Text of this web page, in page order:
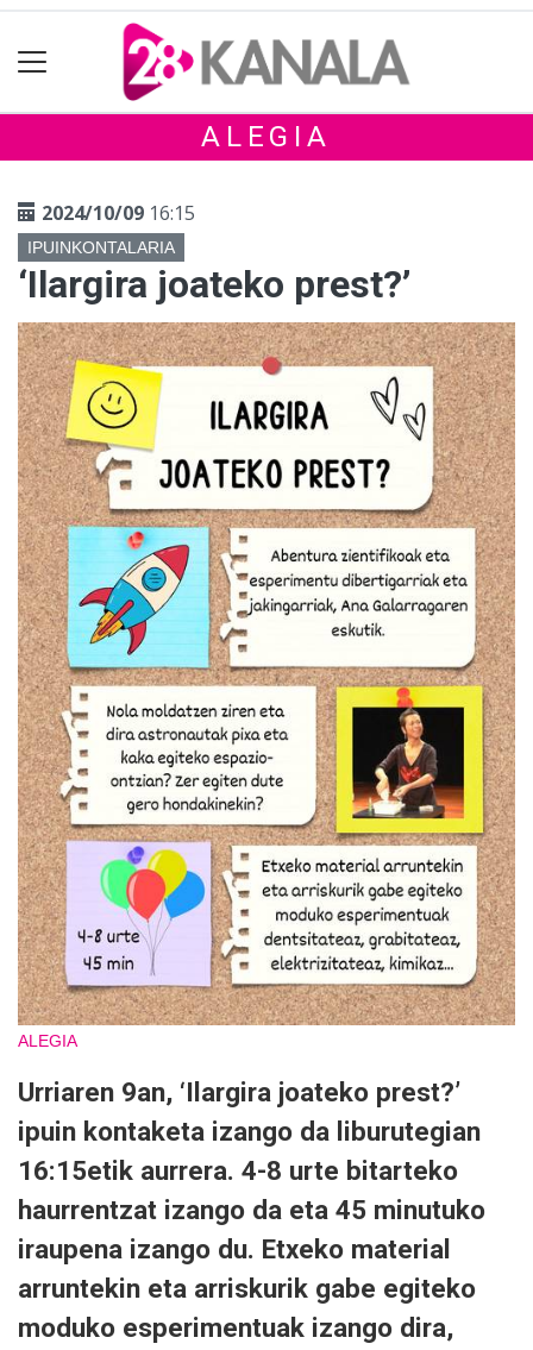
ALEGIA
2024/10/09 16:15
IPUINKONTALARIA
‘Ilargira joateko prest?’
ALEGIA
Urriaren 9an, ‘Ilargira joateko prest?’
ipuin kontaketa izango da liburutegian
16:15etik aurrera. 4-8 urte bitarteko
haurrentzat izango da eta 45 minutuko
iraupena izango du. Etxeko material
arruntekin eta arriskurik gabe egiteko
moduko esperimentuak izango dira,